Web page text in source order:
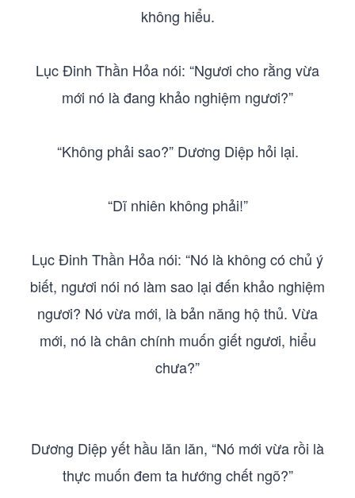
không hiểu.
Lục Đinh Thần Hỏa nói: “Ngươi cho rằng vừa
mới nó là đang khảo nghiệm ngươi?”
“Không phải sao?” Dương Diệp hỏi lại.
“Dĩ nhiên không phải!”
Lục Đinh Thần Hỏa nói: “Nó là không có chủ ý
biết, ngươi nói nó làm sao lại đến khảo nghiệm
ngươi? Nó vừa mới, là bản năng hộ thủ. Vừa
mới, nó là chân chính muốn giết ngươi, hiểu
chưa?”
Dương Diệp yết hầu lăn lăn, “Nó mới vừa rồi là
thực muốn đem ta hướng chết ngõ?”